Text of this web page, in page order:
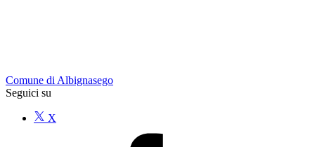
Comune di Albignasego
Seguici su
X